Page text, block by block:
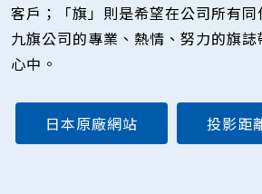
客戶；「旗」則是希望在公司所有
九旗公司的專業、熱情、努力的旗
心中。
日本原廠網站 投影距